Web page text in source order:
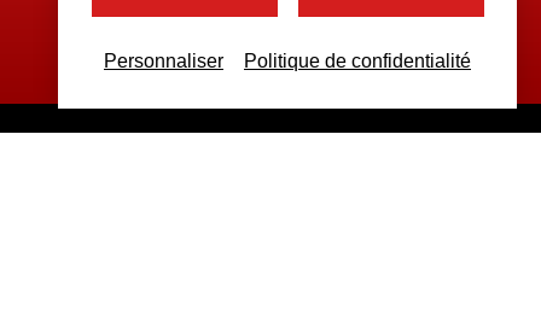
Personnaliser Politique de confidentialité